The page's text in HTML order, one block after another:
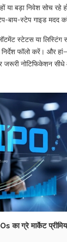
बड़ा निवेश सोच रहे
बाय-स्टेप गाइड मदद
स्टेटस या लिस्टिंग
फॉलो करें। और
जरूरी नोटिफिकेशन
का ग्रे मार्केट